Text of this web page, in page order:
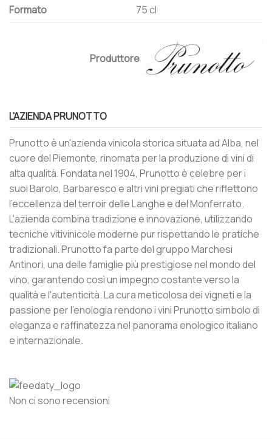
Formato
75 cl
Produttore
L'AZIENDA PRUNOTTO
Prunotto è un'azienda vinicola storica situata ad Alba, nel
cuore del Piemonte, rinomata per la produzione di vini di
alta qualità. Fondata nel 1904, Prunotto è celebre per i
suoi Barolo, Barbaresco e altri vini pregiati che riflettono
l'eccellenza del terroir delle Langhe e del Monferrato.
L'azienda combina tradizione e innovazione, utilizzando
tecniche vitivinicole moderne pur rispettando le pratiche
tradizionali. Prunotto fa parte del gruppo Marchesi
Antinori, una delle famiglie più prestigiose nel mondo del
vino, garantendo così un impegno costante verso la
qualità e l'autenticità. La cura meticolosa dei vigneti e la
passione per l'enologia rendono i vini Prunotto simbolo di
eleganza e raffinatezza nel panorama enologico italiano
e internazionale.
Non ci sono recensioni